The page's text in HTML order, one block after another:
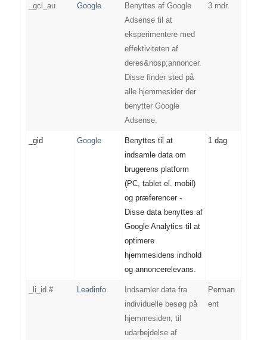
_gcl_au Google
Benyttes af Google
Adsense til at
eksperimentere med
effektiviteten af
deres&nbsp;annoncer.
Disse finder sted på
alle hjemmesider der
benytter Google
Adsense.
3 mdr.
_gid Google
Benyttes til at
indsamle data om
brugerens platform
(PC, tablet el. mobil)
og præferencer -
Disse data benyttes af
Google Analytics til at
optimere
hjemmesidens indhold
og annoncerelevans.
1 dag
_li_id.# Leadinfo
Indsamler data fra
individuelle besøg på
hjemmesiden, til
udarbejdelse af
Perman
ent